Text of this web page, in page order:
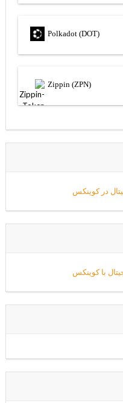
Polkadot (DOT)
Zippin (ZPN)